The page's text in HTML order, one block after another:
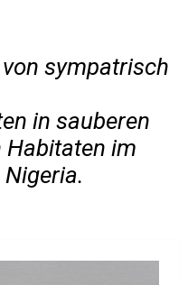
sympatrisch
in sauberen
im